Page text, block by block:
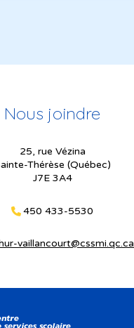
Nous joindre
25, rue Vézina
Thérèse (Québec)
J7E 3A4
450 433-5530
vaillancourt@cssmi.qc.ca